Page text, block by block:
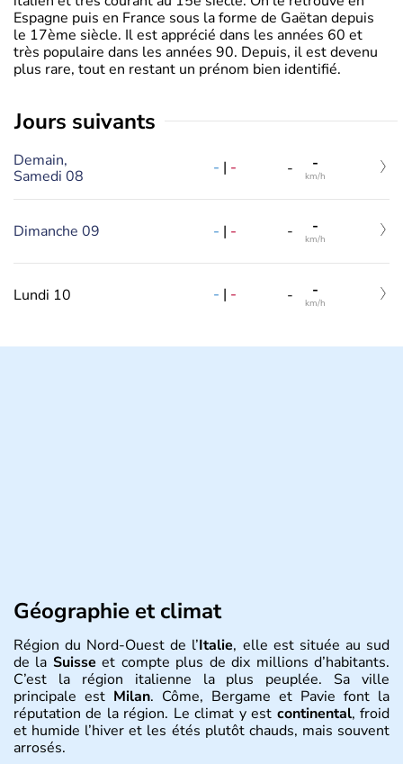
Espagne puis en France sous la forme de Gaëtan depuis
le 17ème siècle. Il est apprécié dans les années 60 et
très populaire dans les années 90. Depuis, il est devenu
plus rare, tout en restant un prénom bien identifié.
jours suivants
Demain,
Samedi 08
- | - - -
km/h
Dimanche 09 - | - - -
km/h
Lundi 10 - | - - -
km/h
Géographie et climat
Région du Nord-Ouest de l’Italie, elle est située au sud
de la Suisse et compte plus de dix millions d’habitants.
C’est la région italienne la plus peuplée. Sa ville
principale est Milan. Côme, Bergame et Pavie font la
réputation de la région. Le climat y est continental, froid
et humide l’hiver et les étés plutôt chauds, mais souvent
arrosés.